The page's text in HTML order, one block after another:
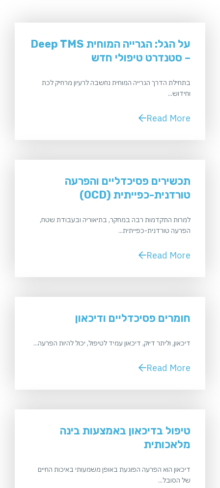
על הגל: הגרייה המוחית Deep TMS
– סטנדרט טיפולי חדש
בתחילת הדרך הגרייה המוחית נחשבה לרעיון מרחיק לכת
וחידוש...
Read More
תכשירים פסיכדליים והפרעה
טורדנית-כפייתית (OCD)
למרות התקדמות רבה במחקר, בתיאוריה ובעבודת שטח,
הפרעה טורדנית-כפייתית...
Read More
חומרים פסיכדליים ודיכאון
דיכאון, וליתר דיוק, דיכאון עמיד לטיפול, יכול להיות הפרעה...
Read More
טיפול בדיכאון באמצעות בינה
מלאכותית
דיכאון הוא הפרעה הפוגעת באופן משמעותי באיכות החיים
של הסובל...